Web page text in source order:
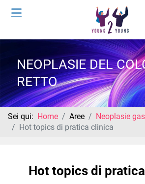
NEOPLASIE DEL
RETTO
Sei qui: Home Aree
Neoplasie
Hot topics di pratica clinica
Hot topics di